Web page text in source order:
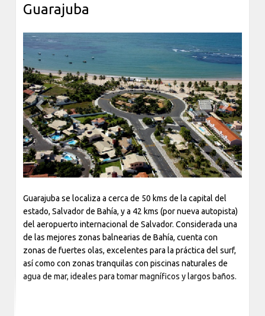
tiendas y una agencia de viajes.
Guarajuba
Previous Next
Guarajuba se localiza a cerca de 50 kms de la capital del
estado,Salvador de Bahía, y a 42 kms (por nueva autopista)
del aeropuerto internacional de Salvador. Considerada una
de las mejores zonas balnearias de Bahía, cuenta con
zonas de fuertes olas, excelentes para la práctica delsurf,
así como con zonas tranquilas conpiscinas naturales de
agua de mar, ideales para tomar magníficos y largos baños.